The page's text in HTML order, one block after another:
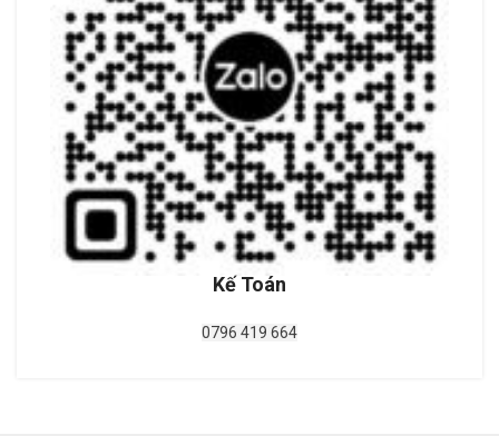
Kế Toán
0796 419 664